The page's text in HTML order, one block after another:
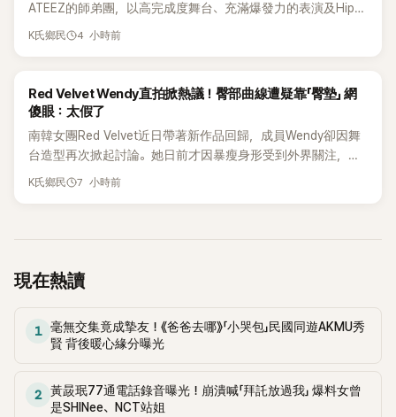
ATEEZ的師弟團，以高完成度舞台、充滿爆發力的表演及Hip-
Hop風格聞名，出道後迅速累積大批海內外粉絲，近年也陸續
K氏鄉民 4 小時前
K-POP
Red Velvet Wendy直拍掀熱議！臀部曲線遭疑靠「臀墊」 網
傻眼：太假了
南韓女團Red Velvet近日帶著新作品回歸，成員Wendy卻因舞
台造型再次掀起討論。她日前才因暴瘦身形受到外界關注，又
被質疑在舞台上使用臀墊，如今最新打歌舞台曝光後，再度因
K氏鄉民 7 小時前
現在熱讀
1
毫無交集竟成摯友！《爸爸去哪》「小哭包」民國同遊AKMU秀
賢 背後暖心緣分曝光
2
黃晸珉77通電話錄音曝光！崩潰喊「拜託放過我」 爆料女曾
是SHINee、NCT站姐